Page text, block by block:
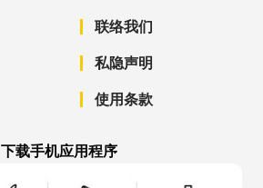
联络我们
私隐声明
使用条款
下载手机应用程序